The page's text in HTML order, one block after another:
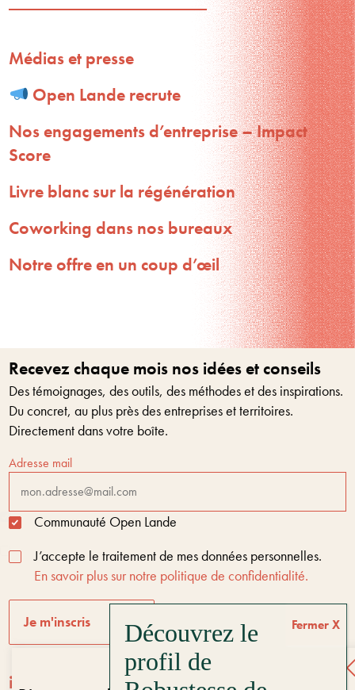
Médias et presse
Open Lande recrute
Nos engagements d’entreprise – Impact
Score
Livre blanc sur la régénération
Coworking dans nos bureaux
Notre offre en un coup d’œil
Recevez chaque mois nos idées et conseils
Des témoignages, des outils, des méthodes et des inspirations.
Du concret, au plus près des entreprises et territoires.
Directement dans votre boîte.
Adresse mail
Communauté Open Lande
J’accepte le traitement de mes données personnelles.
En savoir plus sur notre politique de confidentialité.
Je m'inscris